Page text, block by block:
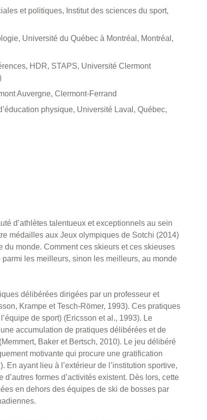
et politiques, Institut des sciences du sport,
Université du Québec à Montréal, Montréal,
HDR, STAPS, Université Clermont
Auvergne, Clermont-Ferrand
physique, Université Laval, Québec,
d’athlètes talentueux et exceptionnels au sein
médailles aux Jeux olympiques de Sotchi (2014)
monde. Comment ces skieurs et ces skieuses
les meilleurs, sinon les meilleurs, au monde
délibérées dirigées par un professeur et
Krampe et Tesch-Römer, 1993). Ces pratiques
de sport) (Ericsson et al., 1993). Le
accumulation de pratiques délibérées et de
Baker et Bertsch, 2010). Le jeu délibéré
motivante qui procure une gratification
ayant lieu à l’extérieur de l’institution sportive,
formes d’activités existent. Dès lors, cette
en dehors des équipes de ski de bosses par